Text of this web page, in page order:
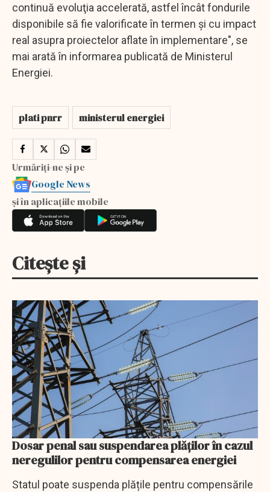
continuă evoluţia accelerată, astfel încât fondurile
disponibile să fie valorificate în termen şi cu impact
real asupra proiectelor aflate în implementare", se
mai arată în informarea publicată de Ministerul
Energiei.
plati pnrr ministerul energiei
Urmăriți-ne și pe
Google News
și în aplicațiile mobile
Citește și
Dosar penal sau suspendarea plăților în cazul
neregulilor pentru compensarea energiei
Statul poate suspenda plățile pentru compensările